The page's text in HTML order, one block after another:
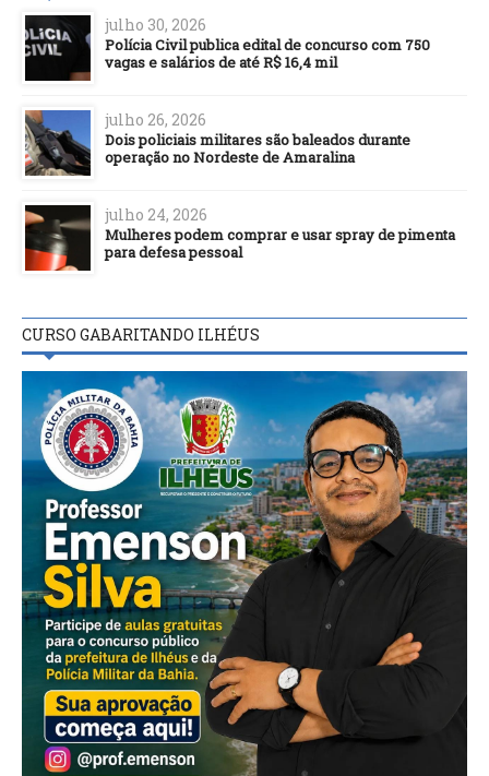
julho 30, 2026
Polícia Civil publica edital de concurso com 750
vagas e salários de até R$ 16,4 mil
julho 26, 2026
Dois policiais militares são baleados durante
operação no Nordeste de Amaralina
julho 24, 2026
Mulheres podem comprar e usar spray de pimenta
para defesa pessoal
CURSO GABARITANDO ILHÉUS